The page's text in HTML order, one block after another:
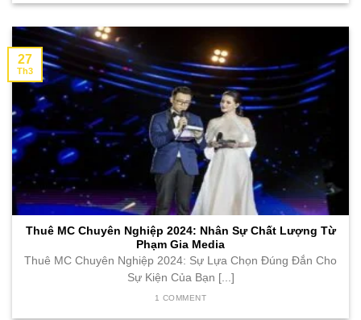
Thuê MC Chuyên Nghiệp 2024: Nhân Sự Chất Lượng Từ
Phạm Gia Media
Thuê MC Chuyên Nghiệp 2024: Sự Lựa Chọn Đúng Đắn Cho
Sự Kiện Của Bạn [...]
1 COMMENT
27
Th3